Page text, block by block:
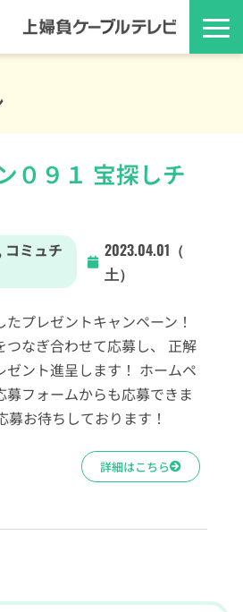
０９１ 宝探しチ
コミュチ
2023.04.01（
土）
プレゼントキャンペーン！
つなぎ合わせて応募し、 正解
ゼント進呈します！ ホームペ
募フォームからも応募できま
募お待ちしております！
詳細はこちら